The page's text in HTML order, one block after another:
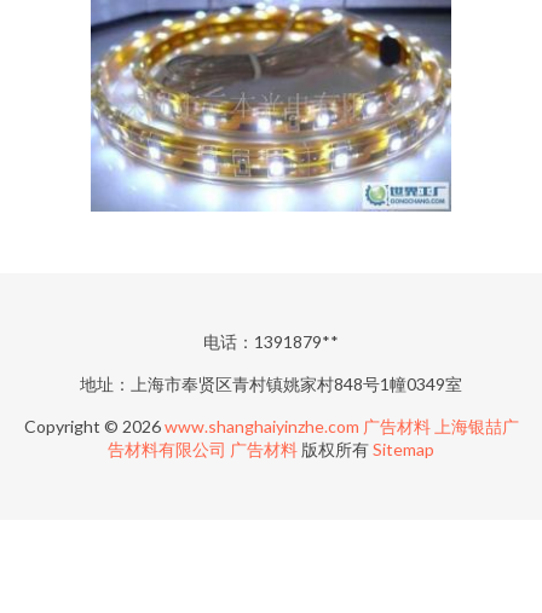
电话：1391879**
地址：上海市奉贤区青村镇姚家村848号1幢0349室
Copyright © 2026www.shanghaiyinzhe.com 广告材料 上海银喆广
告材料有限公司 广告材料 版权所有Sitemap